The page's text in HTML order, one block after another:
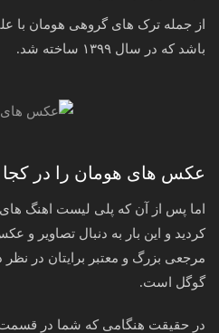
از جمله ترک های گروهی هومان با
باشد که در سال ۱۳۹۹ ساخته شد.
عکس های هومان را در کجا
اما پس از آن که پلی لیست اهنگ
کردید و این بار به دنبال تصاویر و
مرجعی بزرگ و معتبر برایتان در نظر
گوگل است.
در حقیقت هنگامی که شما در قسمت